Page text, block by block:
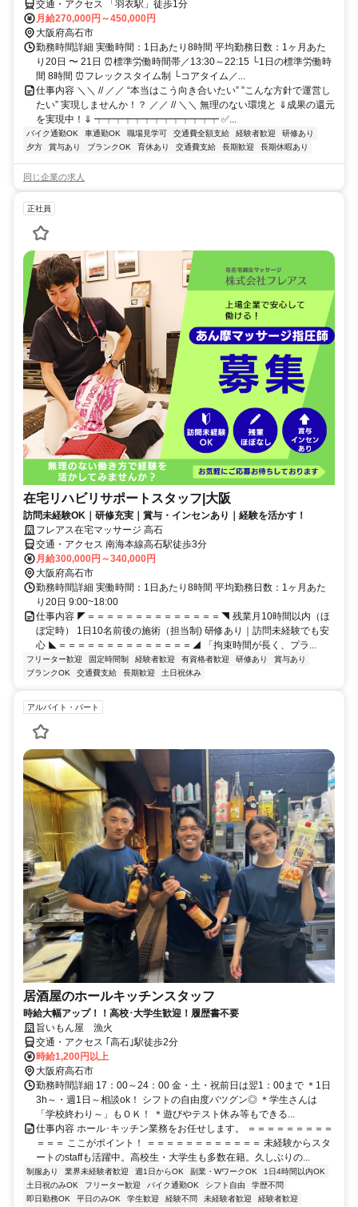
交通・アクセス 「羽衣駅」徒歩1分
月給270,000円～450,000円
大阪府高石市
勤務時間詳細 実働時間：1日あたり8時間 平均勤務日数：1ヶ月あた
り20日 〜 21日 ⏰標準労働時間帯／13:30～22:15 └1日の標準労働時
間 8時間 ⏰フレックスタイム制 └コアタイム／...
仕事内容 ＼＼ // ／／ “本当はこう向き合いたい” ”こんな方針で運営し
たい” 実現しませんか！？ ／／ // ＼＼ 無理のない環境と ⇓成果の還元
を実現中！⇓ ┯┯┯┯┯┯┯┯┯┯┯┯┯ ✅...
バイク通勤OK 車通勤OK 職場見学可 交通費全額支給 経験者歓迎
研修あり
夕方
賞与あり ブランクOK 育休あり 交通費支給 長期歓迎 長期休暇あり
同じ企業の求人
正社員
在宅リハビリサポートスタッフ|大阪
訪問未経験OK｜研修充実｜賞与・インセンあり｜経験を活かす！
フレアス在宅マッサージ 高石
交通・アクセス 南海本線高石駅徒歩3分
月給300,000円～340,000円
大阪府高石市
勤務時間詳細 実働時間：1日あたり8時間 平均勤務日数：1ヶ月あた
り20日 9:00~18:00
仕事内容 ◤＝＝＝＝＝＝＝＝＝＝＝＝＝＝◥ 残業月10時間以内（ほ
ぼ定時） 1日10名前後の施術（担当制) 研修あり｜訪問未経験でも安
心 ◣＝＝＝＝＝＝＝＝＝＝＝＝＝＝◢ 「拘束時間が長く、プラ...
フリーター歓迎 固定時間制 経験者歓迎 有資格者歓迎 研修あり
賞与あり
ブランクOK
交通費支給 長期歓迎 土日祝休み
アルバイト・パート
居酒屋のホールキッチンスタッフ
時給大幅アップ！！高校･大学生歓迎！履歴書不要
旨いもん屋 漁火
交通・アクセス ｢高石｣駅徒歩2分
時給1,200円以上
大阪府高石市
勤務時間詳細 17：00～24：00 金・土・祝前日は翌1：00まで ＊1日
3h～・週1日～相談ok！ シフトの自由度バツグン◎ ＊学生さんは
「学校終わり～」もＯＫ！ ＊遊びやテスト休み等もできる...
仕事内容 ホール･キッチン業務をお任せします。 ＝＝＝＝＝＝＝＝＝
＝＝＝ ここがポイント！ ＝＝＝＝＝＝＝＝＝＝＝＝ 未経験からスタ
ートのstaffも活躍中。高校生・大学生も多数在籍。久しぶりの...
制服あり 業界未経験者歓迎 週1日からOK 副業・WワークOK
1日4時間以内OK
土日祝のみOK
フリーター歓迎 バイク通勤OK シフト自由
学歴不問
即日勤務OK
平日のみOK 学生歓迎 経験不問 未経験者歓迎
経験者歓迎